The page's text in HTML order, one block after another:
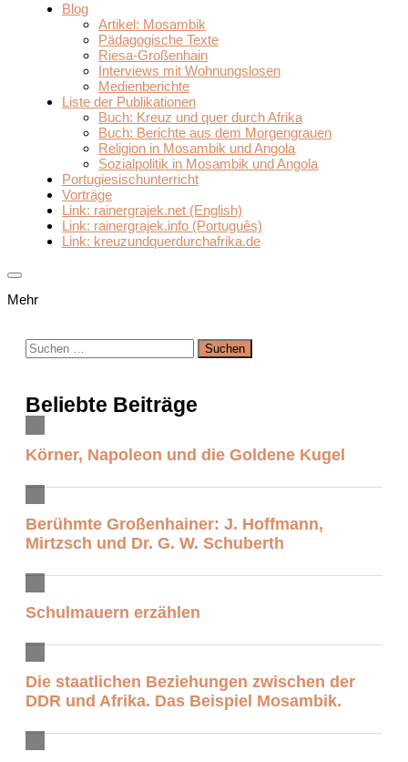
Blog
Artikel: Mosambik
Pädagogische Texte
Riesa-Großenhain
Interviews mit Wohnungslosen
Medienberichte
Liste der Publikationen
Buch: Kreuz und quer durch Afrika
Buch: Berichte aus dem Morgengrauen
Religion in Mosambik und Angola
Sozialpolitik in Mosambik und Angola
Portugiesischunterricht
Vorträge
Link: rainergrajek.net (English)
Link: rainergrajek.info (Português)
Link: kreuzundquerdurchafrika.de
Mehr
Suchen
nach:
Beliebte Beiträge
Körner, Napoleon und die Goldene Kugel
Berühmte Großenhainer: J. Hoffmann,
Mirtzsch und Dr. G. W. Schuberth
Schulmauern erzählen
Die staatlichen Beziehungen zwischen der
DDR und Afrika. Das Beispiel Mosambik.